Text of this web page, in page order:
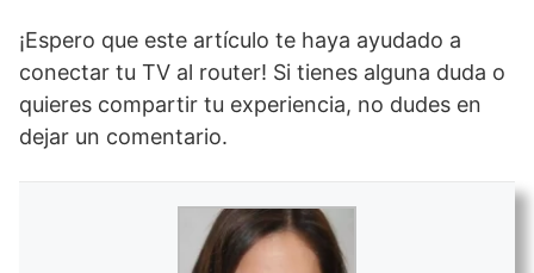
¡Espero que este artículo te haya ayudado a
conectar tu TV al router! Si tienes alguna duda o
quieres compartir tu experiencia, no dudes en
dejar un comentario.